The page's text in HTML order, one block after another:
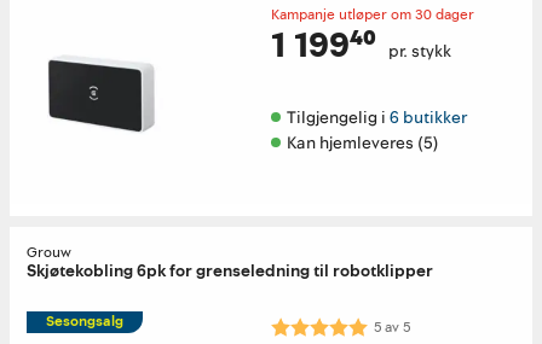
Kampanje utløper om 30 dager
1 199⁴⁰ pr. stykk
Tilgjengelig i 6 butikker
Kan hjemleveres (5)
Grouw
Skjøtekobling 6pk for grenseledning til robotklipper
Sesongsalg Karakter: 5.0 av 5 mulige
5av5